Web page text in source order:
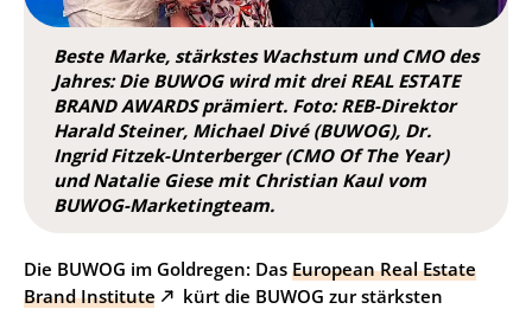
Beste Marke, stärkstes Wachstum und CMO des
Jahres: Die BUWOG wird mit drei REAL ESTATE
BRAND AWARDS prämiert. Foto: REB-Direktor
Harald Steiner, Michael Divé (BUWOG), Dr.
Ingrid Fitzek-Unterberger (CMO Of The Year)
und Natalie Giese mit Christian Kaul vom
BUWOG-Marketingteam.
Die BUWOG im Goldregen: Das European Real Estate
Brand Institute
kürt die BUWOG zur stärksten